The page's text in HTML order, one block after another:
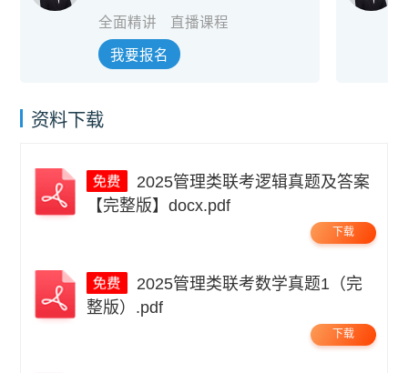
全面精讲 直播课程
我要报名
资料下载
【完整版】docx.pdf
下载
整版）.pdf
下载